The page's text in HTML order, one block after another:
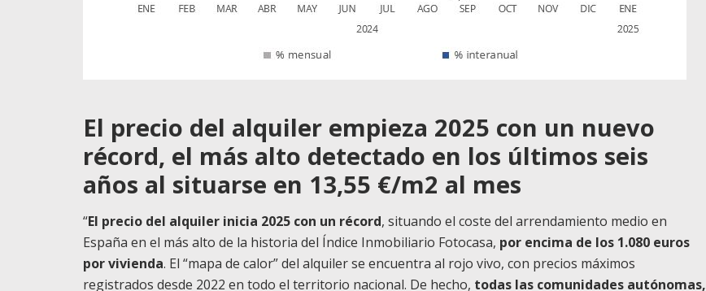
El precio del alquiler empieza 2025 con un nuevo
récord, el más alto detectado en los últimos seis
años al situarse en 13,55 €/m2 al mes
“El precio del alquiler inicia 2025 con un récord, situando el coste del arrendamiento medio en
España en el más alto de la historia del Índice Inmobiliario Fotocasa, por encima de los 1.080 euros
por vivienda. El “mapa de calor” del alquiler se encuentra al rojo vivo, con precios máximos
registrados desde 2022 en todo el territorio nacional. De hecho, todas las comunidades autónomas,